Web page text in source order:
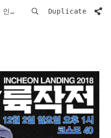
인천상륙작전 Duplicate